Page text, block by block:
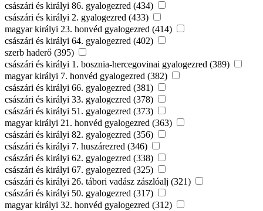
császári és királyi 86. gyalogezred (434)
császári és királyi 2. gyalogezred (433)
magyar királyi 23. honvéd gyalogezred (414)
császári és királyi 64. gyalogezred (402)
szerb haderő (395)
császári és királyi 1. bosznia-hercegovinai gyalogezred (389)
magyar királyi 7. honvéd gyalogezred (382)
császári és királyi 66. gyalogezred (381)
császári és királyi 33. gyalogezred (378)
császári és királyi 51. gyalogezred (373)
magyar királyi 21. honvéd gyalogezred (363)
császári és királyi 82. gyalogezred (356)
császári és királyi 7. huszárezred (346)
császári és királyi 62. gyalogezred (338)
császári és királyi 67. gyalogezred (325)
császári és királyi 26. tábori vadász zászlóalj (321)
császári és királyi 50. gyalogezred (317)
magyar királyi 32. honvéd gyalogezred (312)